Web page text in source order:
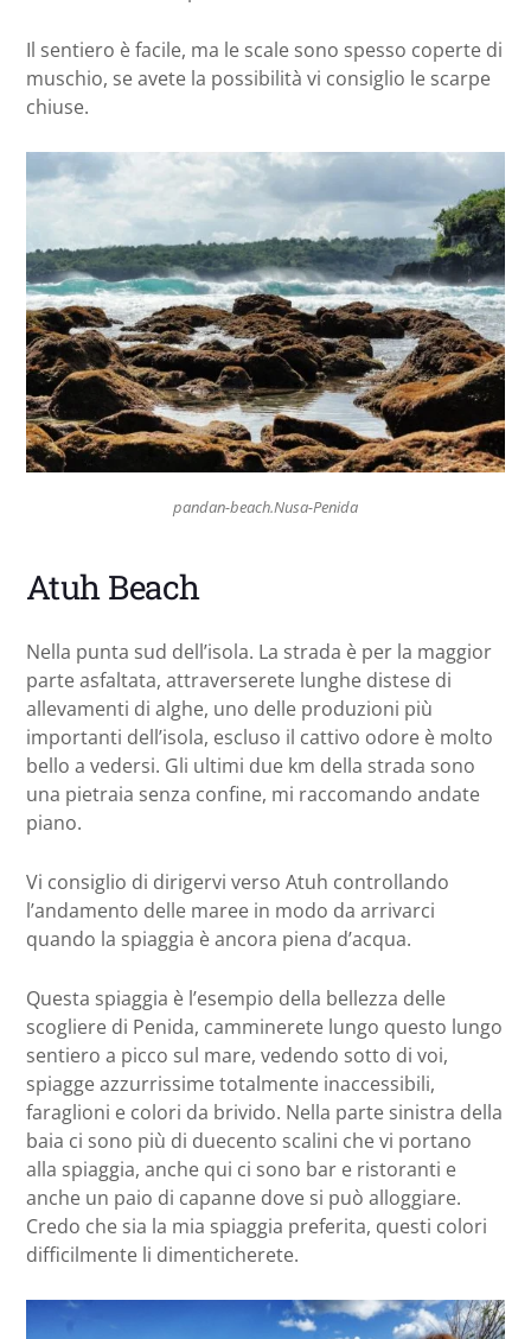
Il sentiero è facile, ma le scale sono spesso coperte di
muschio, se avete la possibilità vi consiglio le scarpe
chiuse.
pandan-beach.Nusa-Penida
Atuh Beach
Nella punta sud dell’isola. La strada è per la maggior
parte asfaltata, attraverserete lunghe distese di
allevamenti di alghe, uno delle produzioni più
importanti dell’isola, escluso il cattivo odore è molto
bello a vedersi. Gli ultimi due km della strada sono
una pietraia senza confine, mi raccomando andate
piano.
Vi consiglio di dirigervi verso Atuh controllando
l’andamento delle maree in modo da arrivarci
quando la spiaggia è ancora piena d’acqua.
Questa spiaggia è l’esempio della bellezza delle
scogliere di Penida, camminerete lungo questo lungo
sentiero a picco sul mare, vedendo sotto di voi,
spiagge azzurrissime totalmente inaccessibili,
faraglioni e colori da brivido. Nella parte sinistra della
baia ci sono più di duecento scalini che vi portano
alla spiaggia, anche qui ci sono bar e ristoranti e
anche un paio di capanne dove si può alloggiare.
Credo che sia la mia spiaggia preferita, questi colori
difficilmente li dimenticherete.